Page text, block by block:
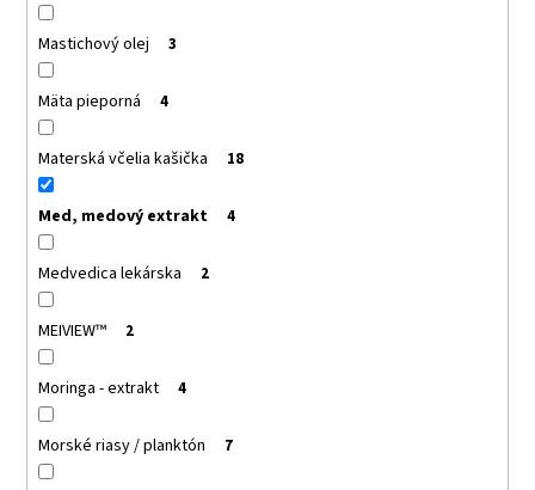
Mastichový olej 3
Mäta pieporná 4
Materská včelia kašička 18
Med, medový extrakt 4
Medvedica lekárska 2
MEIVIEW™ 2
Moringa - extrakt 4
Morské riasy / planktón 7